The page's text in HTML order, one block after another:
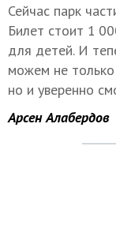
Сейчас парк
Билет стоит 1
для детей. И
можем не только
но и уверенно
Арсен Алабердов